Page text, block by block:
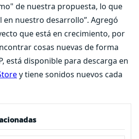
de nuestra propuesta, lo que
en nuestro desarrollo”. Agregó
que está en crecimiento, por
cosas nuevas de forma
está disponible para descarga en
y tiene sonidos nuevos cada